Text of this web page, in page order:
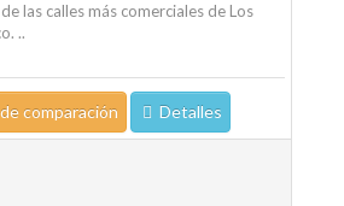
las calles más comerciales de Los
..
comparación Detalles